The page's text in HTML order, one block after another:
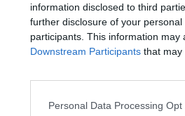
information disclosed to third
further disclosure of your
participants. This information
Downstream Participants that may
Personal Data Processing Opt